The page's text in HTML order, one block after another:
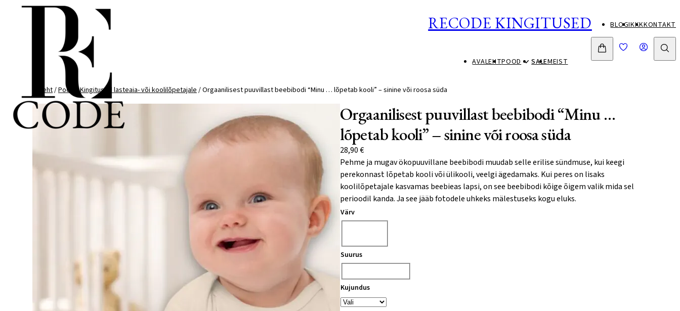
RECODE KINGITUSED
AVALEHTPOOD SALEMEIST
BLOGIKKKKONTAKT
Esileht/Pood /Kingitused lasteaia- või koolilõpetajale/ Orgaanilisest puuvillast beebibodi “Minu … lõpetab kooli” – sinine või roosa süda
Orgaanilisest puuvillast beebibodi “Minu …
lõpetab kooli” – sinine või roosa süda
28,90€
Pehme ja mugav ökopuuvillane beebibodi muudab selle erilise sündmuse, kui keegi
perekonnast lõpetab kooli või ülikooli, veelgi ägedamaks. Kui peres on lisaks
koolilõpetajale kasvamas beebieas lapsi, on see beebibodi kõige õigem valik mida sel
perioodil kanda. Ja see jääb fotodele uhkeks mälestuseks kogu eluks.
Värv
Suurus
Kujundus